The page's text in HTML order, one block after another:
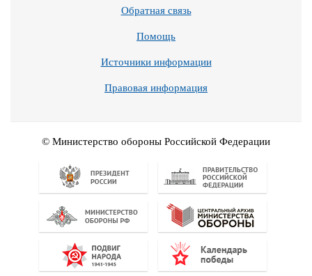
Обратная связь
Помощь
Источники информации
Правовая информация
© Министерство обороны Российской Федерации